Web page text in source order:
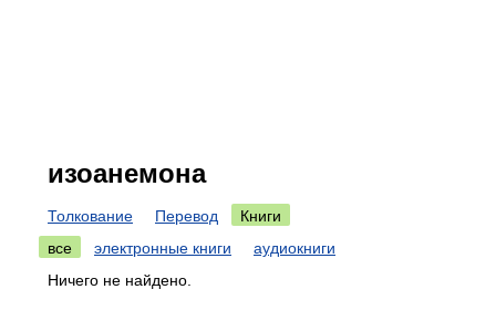
изоанемона
Толкование Перевод
Книги
все
электронные книги
аудиокниги
Ничего не найдено.